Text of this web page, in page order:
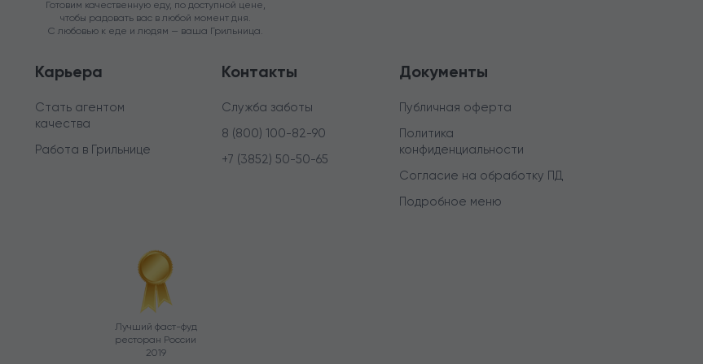
Готовим качественную еду, по доступной цене,
чтобы радовать вас в любой момент дня.
С любовью к еде и людям — ваша Грильница.
Карьера
Стать агентом
качества
Работа в Грильнице
Контакты
Служба заботы
8 (800) 100-82-90
+7 (3852) 50-50-65
Документы
Публичная оферта
Политика
конфиденциальности
Согласие на обработку ПД
Подробное меню
Лучший фаст-фуд
ресторан России
2019